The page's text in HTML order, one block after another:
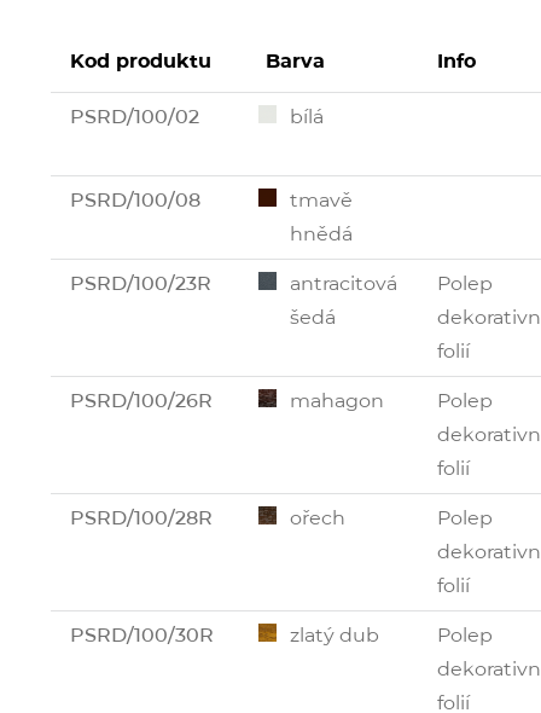
Kod produktu Barva Info
PSRD/100/02 bílá
PSRD/100/08
tmavě
hnědá
PSRD/100/23R
antracitová
šedá
Polep
folií
PSRD/100/26R mahagon
Polep
folií
PSRD/100/28R ořech
Polep
folií
PSRD/100/30R zlatý dub
Polep
folií